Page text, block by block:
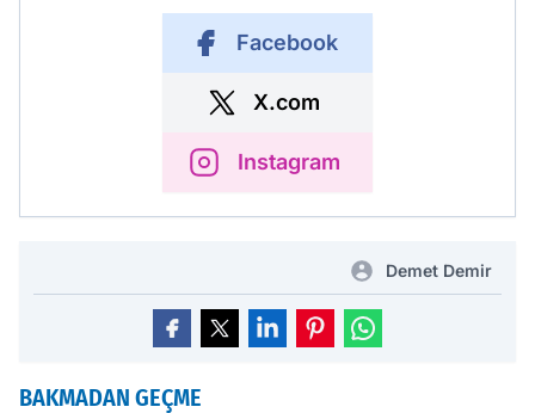
Facebook
X.com
Instagram
Demet Demir
BAKMADAN GEÇME